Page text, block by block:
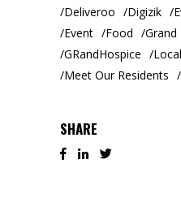
Deliveroo
Digizik
Event
Food
Grand
GRandHospice
Local
Meet Our Residents
SHARE